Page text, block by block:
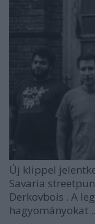
Új klippel
Savaria
Derkovbois . A
hagyományokat